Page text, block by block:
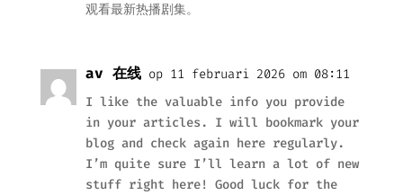
观看最新热播剧集。
av 在线 op 11 februari 2026 om 08:11
I like the valuable info you provide
in your articles. I will bookmark your
blog and check again here regularly.
I’m quite sure I’ll learn a lot of new
stuff right here! Good luck for the